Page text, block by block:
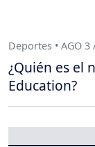
Deportes • AGO 3
¿Quién es el
Education?